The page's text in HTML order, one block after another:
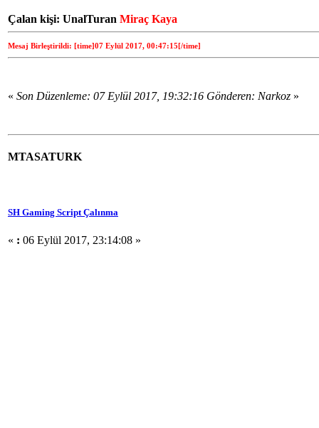
Çalan kişi: UnalTuran Miraç Kaya
Mesaj Birleştirildi: [time]07 Eylül 2017, 00:47:15[/time]
« Son Düzenleme: 07 Eylül 2017, 19:32:16 Gönderen: Narkoz »
MTASATURK
SH Gaming Script Çalınma
« : 06 Eylül 2017, 23:14:08 »